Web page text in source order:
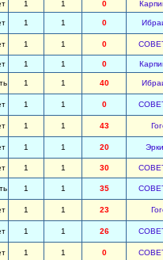
1 1 0
1 1 0
1 1 0
1 1 0
1 1 40
1 1 0
1 1 43
1 1 20
1 1 30
1 1 35
1 1 23
1 1 26
1 1 0